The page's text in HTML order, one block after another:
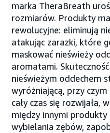
marka TheraBreath
rozmiarów. Produkty
rewolucyjne: eliminują
atakując zarazki, które
maskować nieświeży
aromatami.
nieświeżym oddechem
wyróżniającą, przy
cały czas się
między innymi produkty
wybielania zębów,